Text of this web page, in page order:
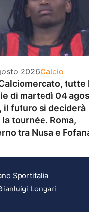
2026Categorie
Calcio
tutte
di martedì 04
il futuro si deciderà
la tournée. Roma,
tra Nusa e
Sportitalia
Longari